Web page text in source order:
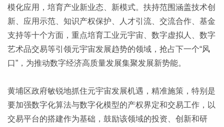
模化应用，培育产业新业态、新模式。扶持范围涵盖技术创
新、应用示范、知识产权保护、人才引流、交流合作、基金
支持等十个方面，重点培育工业元宇宙、数字虚拟人、数字
艺术品交易等引领元宇宙发展趋势的领域，抢占下一个“风
口”，为推动数字经济高质量发展集聚发展新势能。
黄埔区政府敏锐地抓住元宇宙发展机遇，精准施策，特别是
要加强数字化算法与数字化模型的产权界定和交易工作，以
交易平台的搭建作为基础，鼓励该领域的投资、创新和研